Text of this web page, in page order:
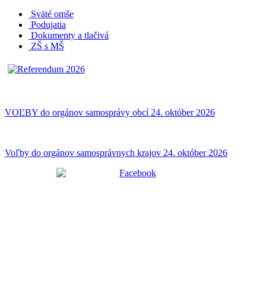
Sväté omše
Podujatia
Dokumenty a tlačivá
ZŠ s MŠ
VOĽBY do orgánov samosprávy obcí 24. október 2026
Voľby do orgánov samosprávnych krajov 24. október 2026